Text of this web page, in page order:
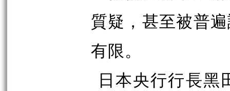
質疑，甚至被普
有限。
日本央行行長黑